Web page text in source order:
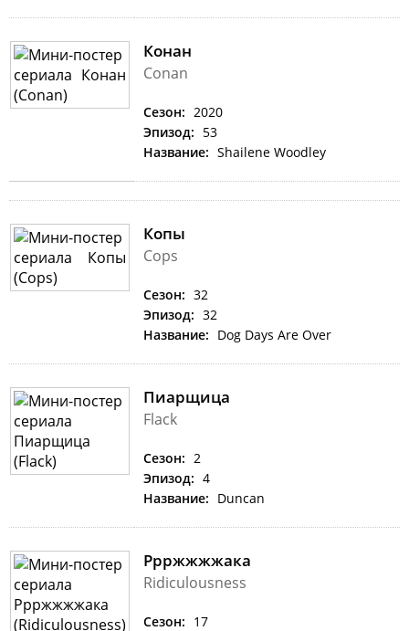
Конан
Conan
Сезон: 2020
Эпизод: 53
Название: Shailene Woodley
Копы
Cops
Сезон: 32
Эпизод: 32
Название: Dog Days Are Over
Пиарщица
Flack
Сезон: 2
Эпизод: 4
Название: Duncan
Ррржжжжака
Ridiculousness
Сезон: 17